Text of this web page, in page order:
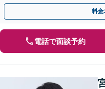
ま連れOK】【WEB面談可】【新
料金
電話で面談予約